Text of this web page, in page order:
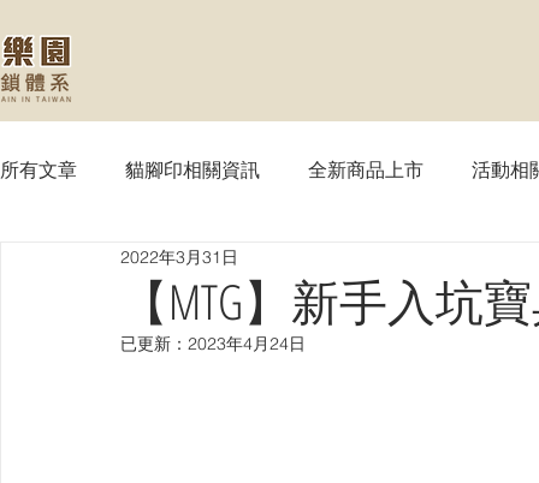
所有文章 貓腳印相關資訊 全新商品上市 活動相
【MTG】魔法風雲會
【MTG】新手入坑
2022年3月31日
已更新： 2023年4月24日